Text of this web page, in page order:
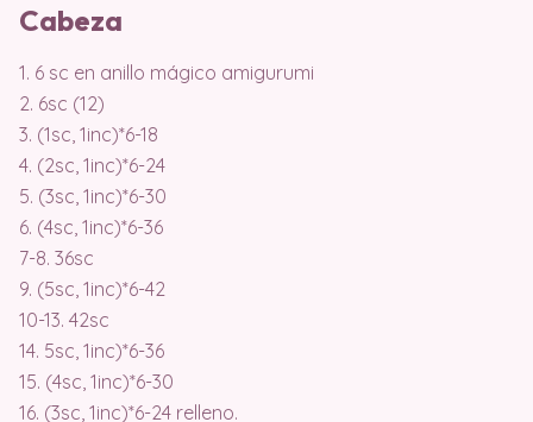
Cabeza
1. 6 sc en anillo mágico amigurumi
2. 6sc (12)
3. (1sc, 1inc)*6-18
4. (2sc, 1inc)*6-24
5. (3sc, 1inc)*6-30
6. (4sc, 1inc)*6-36
7-8. 36sc
9. (5sc, 1inc)*6-42
10-13. 42sc
14. 5sc, 1inc)*6-36
15. (4sc, 1inc)*6-30
16. (3sc, 1inc)*6-24 relleno.